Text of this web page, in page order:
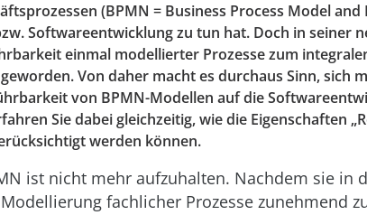
(BPMN = Business Process Model
Softwareentwicklung zu tun hat. Doch in seiner
einmal modellierter Prozesse zum
Von daher macht es durchaus Sinn, sich
von BPMN-Modellen auf die
Sie dabei gleichzeitig, wie die Eigenschaften
werden können.
ist nicht mehr aufzuhalten. Nachdem sie in
fachlicher Prozesse zunehmend